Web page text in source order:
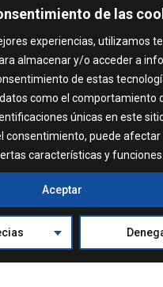
de las
experiencias, utilizamos
almacenar y/o acceder a
de estas
como el comportamiento
únicas en este
consentimiento, puede afectar
características y funciones.
Aceptar
nº 11, 1º 21003 Huelva